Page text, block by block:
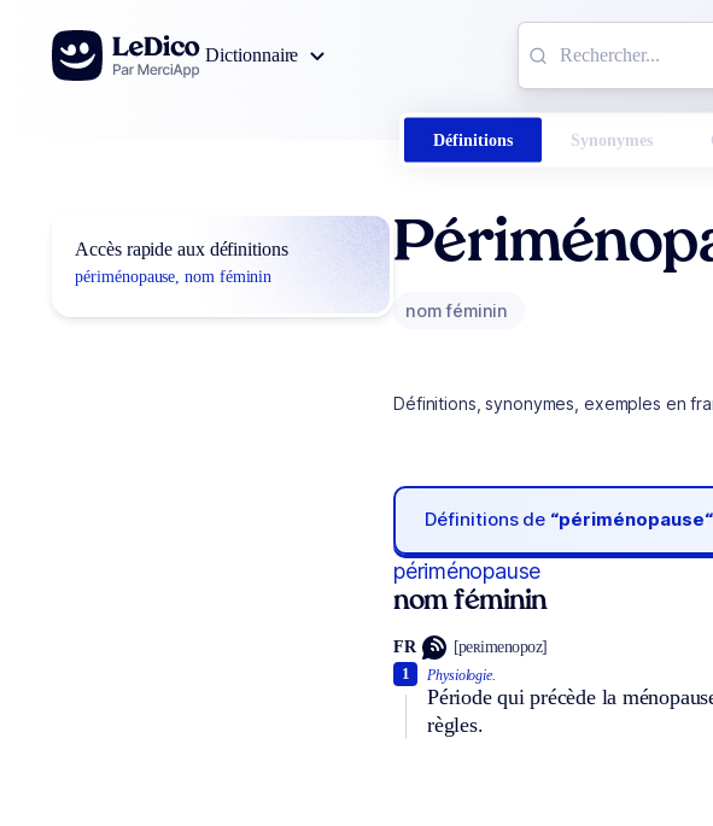
Aller au contenu
Dictionnaire
Définitions Synonymes
Accès rapide aux définitions
périménopause, nom féminin
nom féminin
Définitions, synonymes, exemples en
Définitions de “périménopause“
périménopause
nom féminin
FR [peʀimenopoz]
Physiologie.
Période qui précède la
règles.
1